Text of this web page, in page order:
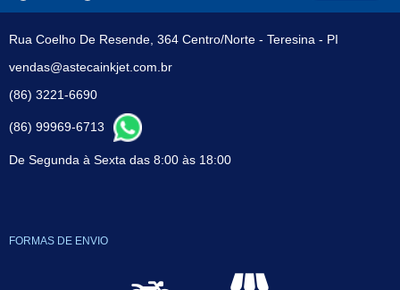
Rua Coelho De Resende, 364 Centro/Norte - Teresina - PI
vendas@astecainkjet.com.br
(86) 3221-6690
(86) 99969-6713
De Segunda à Sexta das 8:00 às 18:00
FORMAS DE ENVIO